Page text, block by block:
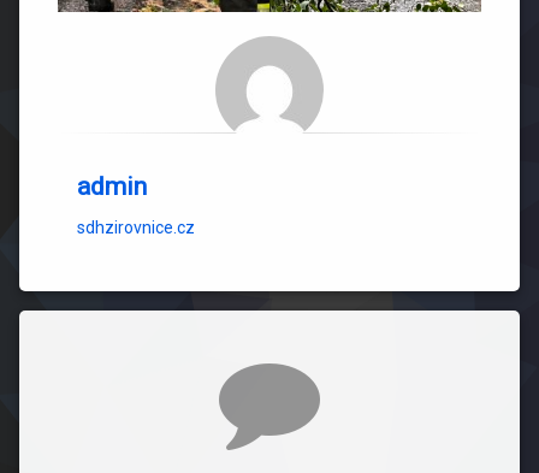
admin
sdhzirovnice.cz